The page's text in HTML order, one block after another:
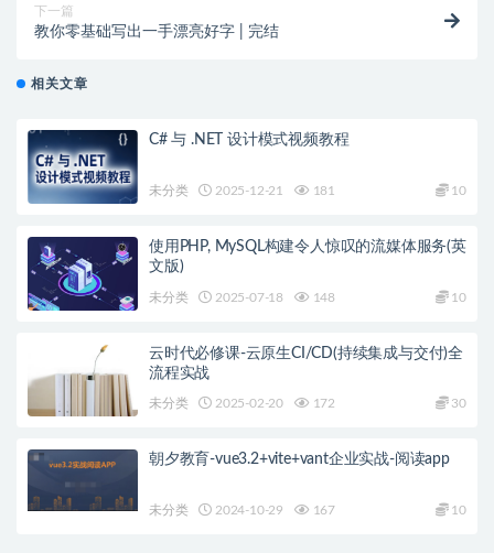
下一篇
教你零基础写出一手漂亮好字 | 完结
相关文章
C# 与 .NET 设计模式视频教程
未分类 2025-12-21 181 10
使用PHP, MySQL构建令人惊叹的流媒体服务(英
文版)
未分类 2025-07-18 148 10
云时代必修课-云原生CI/CD(持续集成与交付)全
流程实战
未分类 2025-02-20 172 30
朝夕教育-vue3.2+vite+vant企业实战-阅读app
未分类 2024-10-29 167 10